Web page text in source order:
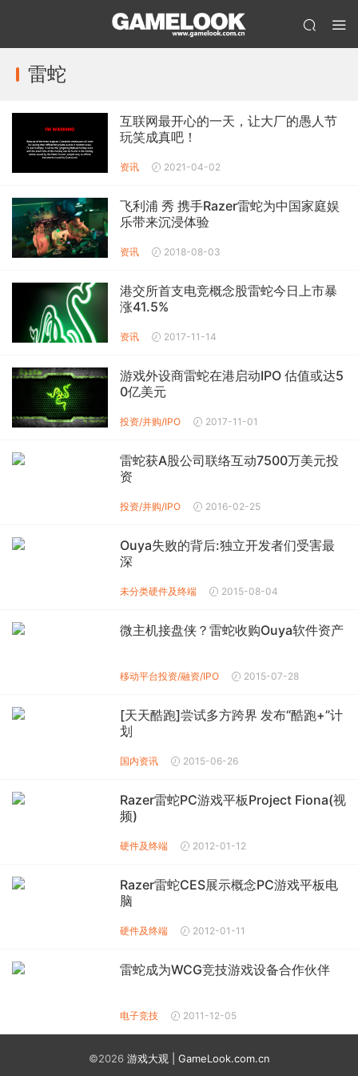
雷蛇
互联网最开心的一天，让大厂的愚人节
玩笑成真吧！
资讯 2021-04-02
飞利浦 秀 携手Razer雷蛇为中国家庭娱
乐带来沉浸体验
资讯 2018-08-03
港交所首支电竞概念股雷蛇今日上市暴
涨41.5%
资讯 2017-11-14
游戏外设商雷蛇在港启动IPO 估值或达5
0亿美元
投资/并购/IPO 2017-11-01
雷蛇获A股公司联络互动7500万美元投
资
投资/并购/IPO 2016-02-25
Ouya失败的背后:独立开发者们受害最
深
未分类硬件及终端 2015-08-04
微主机接盘侠？雷蛇收购Ouya软件资产
移动平台投资/融资/IPO 2015-07-28
[天天酷跑]尝试多方跨界 发布“酷跑+”计
划
国内资讯 2015-06-26
Razer雷蛇PC游戏平板Project Fiona(视
频)
硬件及终端 2012-01-12
Razer雷蛇CES展示概念PC游戏平板电
脑
硬件及终端 2012-01-11
雷蛇成为WCG竞技游戏设备合作伙伴
电子竞技 2011-12-05
©2026 游戏大观 | GameLook.com.cn